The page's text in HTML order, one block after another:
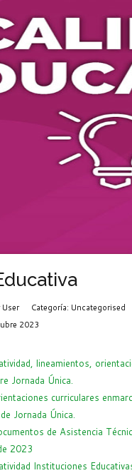
User Categoría: Uncategorised
2023
lineamientos,
Jornada Única.
curriculares
Jornada Única.
de Asistencia
2023
Instituciones